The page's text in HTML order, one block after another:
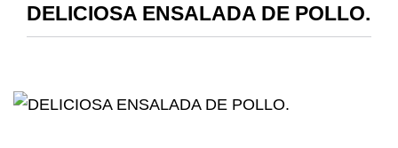
DELICIOSA ENSALADA DE POLLO.